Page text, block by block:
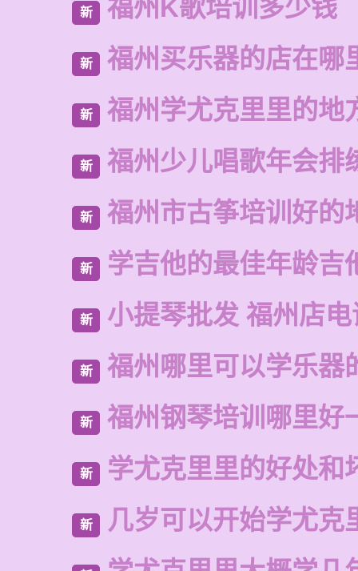
新 福州K歌培训多少钱
新 福州买乐器的店在哪
新 福州学尤克里里的地
新 福州少儿唱歌年会排
新 福州市古筝培训好的
新 学吉他的最佳年龄吉
新 小提琴批发 福州店
新 福州哪里可以学乐器
新 福州钢琴培训哪里好
新 学尤克里里的好处和
新 几岁可以开始学尤克